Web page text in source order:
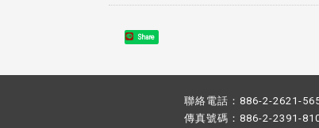
Share
聯絡電話：886-2-2621-
傳真號碼：886-2-2391-